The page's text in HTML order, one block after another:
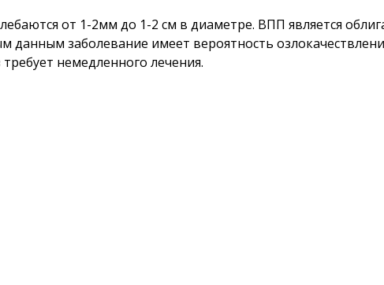
от 1-2мм до 1-2 см в диаметре. ВПП является
данным заболевание имеет вероятность
немедленного лечения.